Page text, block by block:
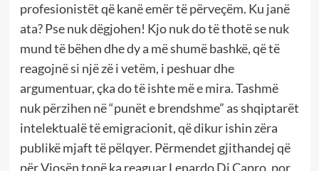
profesionistët që kanë emër të përveçëm. Ku janë
ata? Pse nuk dëgjohen! Kjo nuk do të thotë se nuk
mund të bëhen dhe dy a më shumë bashkë, që të
reagojnë si një zë i vetëm, i peshuar dhe
argumentuar, çka do të ishte më e mira. Tashmë
nuk përzihen në “punët e brendshme” as shqiptarët
intelektualë të emigracionit, që dikur ishin zëra
publikë mjaft të pëlqyer. Përmendet gjithandej që
për Vjosën tonë ka reaguar Lenardo Di Capro, por